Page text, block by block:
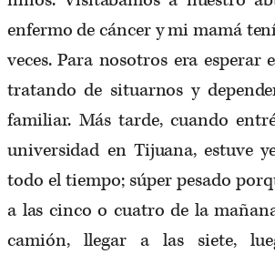
enfermo de cáncer y mi mamá
veces. Para nosotros era esperar
tratando de situarnos y
familiar. Más tarde, cuando
universidad en Tijuana, estuve
todo el tiempo; súper pesado
a las cinco o cuatro de la
camión, llegar a las siete,